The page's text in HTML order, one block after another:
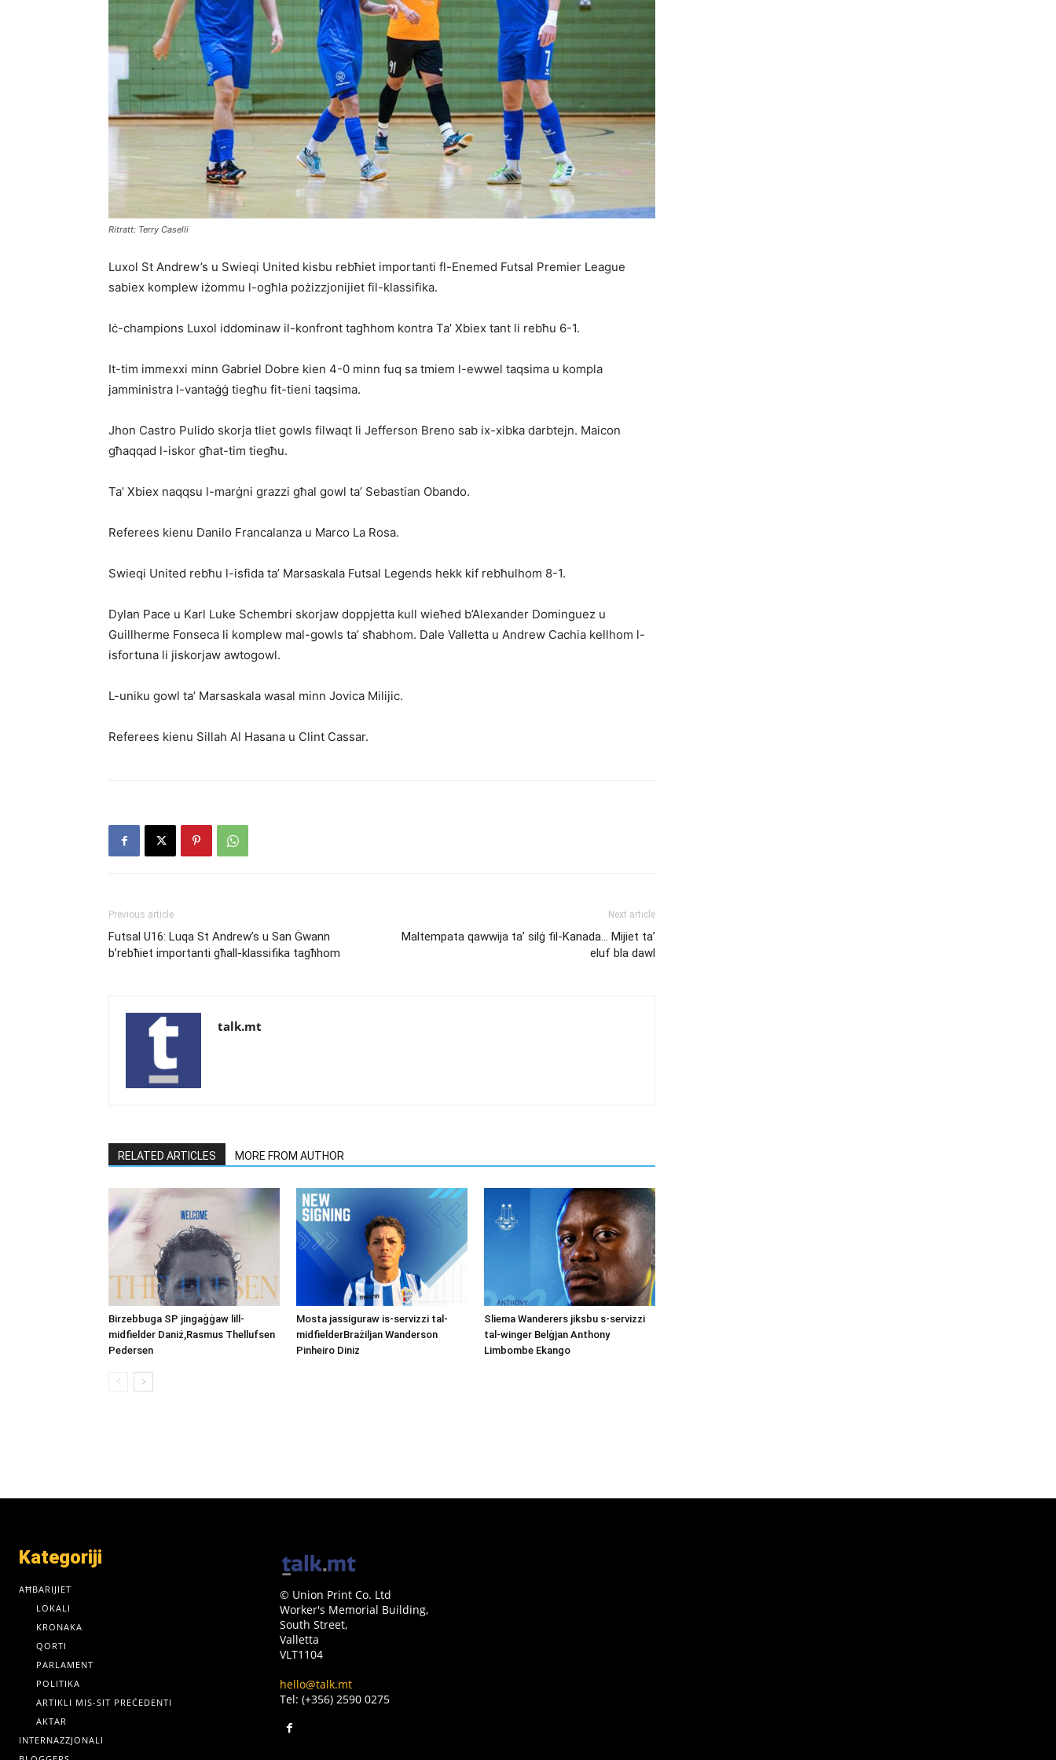
Ritratt: Terry Caselli
Luxol St Andrew’s u Swieqi United kisbu rebħiet importanti fl-Enemed Futsal Premier League
sabiex komplew iżommu l-ogħla pożizzjonijiet fil-klassifika.
Iċ-champions Luxol iddominaw il-konfront tagħhom kontra Ta’ Xbiex tant li rebħu 6-1.
It-tim immexxi minn Gabriel Dobre kien 4-0 minn fuq sa tmiem l-ewwel taqsima u kompla
jamministra l-vantaġġ tiegħu fit-tieni taqsima.
Jhon Castro Pulido skorja tliet gowls filwaqt li Jefferson Breno sab ix-xibka darbtejn. Maicon
għaqqad l-iskor għat-tim tiegħu.
Ta’ Xbiex naqqsu l-marġni grazzi għal gowl ta’ Sebastian Obando.
Referees kienu Danilo Francalanza u Marco La Rosa.
Swieqi United rebħu l-isfida ta’ Marsaskala Futsal Legends hekk kif rebħulhom 8-1.
Dylan Pace u Karl Luke Schembri skorjaw doppjetta kull wieħed b’Alexander Dominguez u
Guillherme Fonseca li komplew mal-gowls ta’ sħabhom. Dale Valletta u Andrew Cachia kellhom l-
isfortuna li jiskorjaw awtogowl.
L-uniku gowl ta’ Marsaskala wasal minn Jovica Milijic.
Referees kienu Sillah Al Hasana u Clint Cassar.
Previous article
Futsal U16: Luqa St Andrew’s u San Ġwann
b’rebħiet importanti għall-klassifika tagħhom
Next article
Maltempata qawwija ta’ silġ fil-Kanada… Mijiet ta’
eluf bla dawl
talk.mt
RELATED ARTICLES MORE FROM AUTHOR
Birzebbuga SP jingaġġaw lill-
midfielder Daniż,Rasmus Thellufsen
Pedersen
Mosta jassiguraw is-servizzi tal-
midfielderBrażiljan Wanderson
Pinheiro Diniz
Sliema Wanderers jiksbu s-servizzi
tal-winger Belġjan Anthony
Limbombe Ekango
Kategoriji
AĦBARIJIET
LOKALI
KRONAKA
QORTI
PARLAMENT
POLITIKA
ARTIKLI MIS-SIT PREĊEDENTI
AKTAR
INTERNAZZJONALI
© Union Print Co. Ltd
Worker's Memorial Building,
South Street,
Valletta
VLT1104
hello@talk.mt
Tel: (+356) 2590 0275